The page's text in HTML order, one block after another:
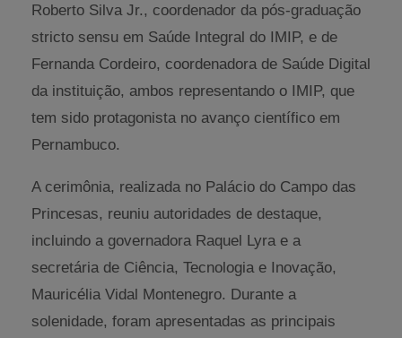
Roberto Silva Jr., coordenador da pós-graduação
stricto sensu em Saúde Integral do IMIP, e de
Fernanda Cordeiro, coordenadora de Saúde Digital
da instituição, ambos representando o IMIP, que
tem sido protagonista no avanço científico em
Pernambuco.
A cerimônia, realizada no Palácio do Campo das
Princesas, reuniu autoridades de destaque,
incluindo a governadora Raquel Lyra e a
secretária de Ciência, Tecnologia e Inovação,
Mauricélia Vidal Montenegro. Durante a
solenidade, foram apresentadas as principais